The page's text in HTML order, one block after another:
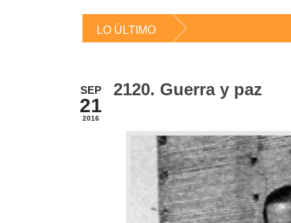
LO ÚLTIMO
SEP
21
2016
2120. Guerra y paz